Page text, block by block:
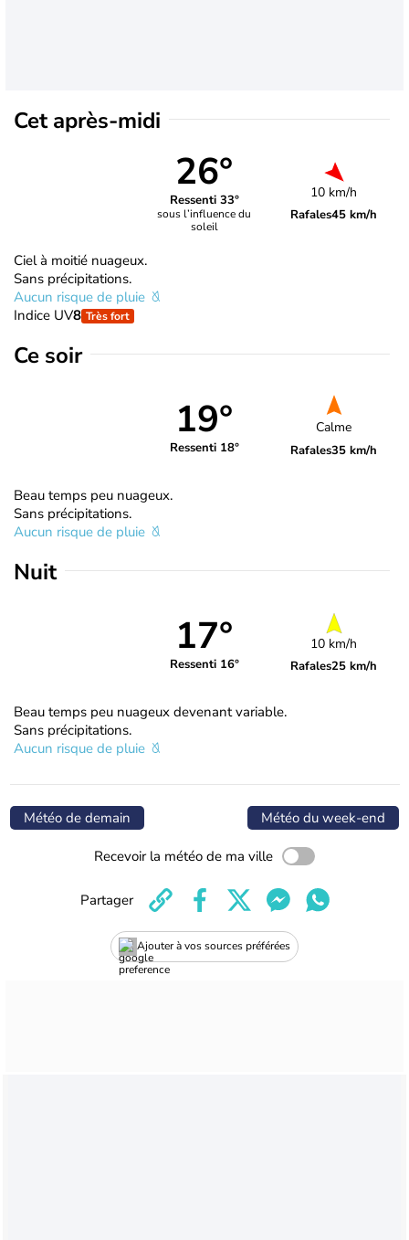
Cet après-midi
26°
Ressenti 33°
sous l’influence du
soleil
10 km/h
Rafales45 km/h
Ciel à moitié nuageux.
Sans précipitations.
Aucun risque de pluie
Indice UV8 Très fort
Ce soir
19°
Ressenti 18°
Calme
Rafales35 km/h
Beau temps peu nuageux.
Sans précipitations.
Aucun risque de pluie
Nuit
17°
Ressenti 16°
10 km/h
Rafales25 km/h
Beau temps peu nuageux devenant variable.
Sans précipitations.
Aucun risque de pluie
Météo de demain Météo du week-end
Recevoir la météo de ma ville
Ajouter à vos sources préférées
Partager